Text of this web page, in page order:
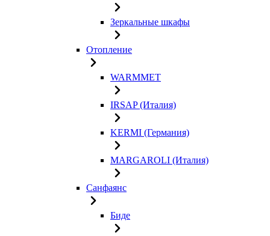
Зеркальные шкафы
Отопление
WARMMET
IRSAP (Италия)
KERMI (Германия)
MARGAROLI (Италия)
Санфаянс
Биде